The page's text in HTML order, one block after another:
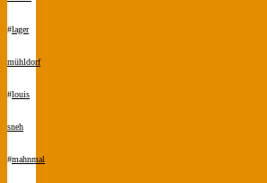
#lager
mühldorf
#louis
sneh
#mahnmal